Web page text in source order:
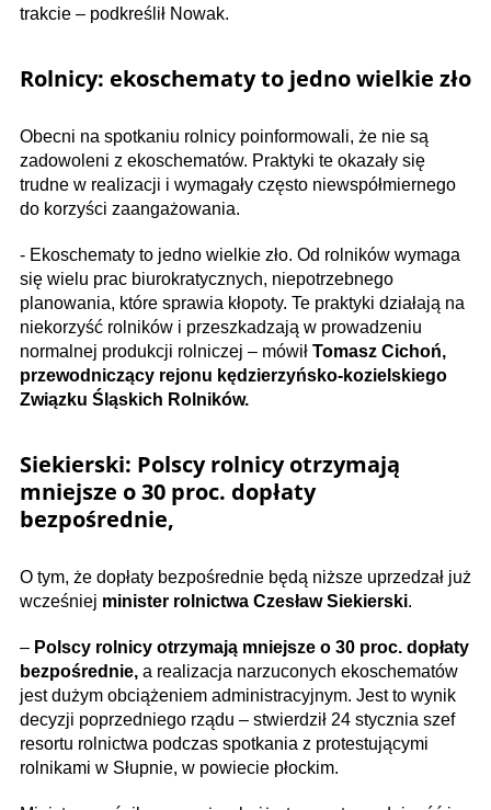
trakcie – podkreślił Nowak.
Rolnicy: ekoschematy to jedno wielkie zło
Obecni na spotkaniu rolnicy poinformowali, że nie są
zadowoleni z ekoschematów. Praktyki te okazały się
trudne w realizacji i wymagały często niewspółmiernego
do korzyści zaangażowania.
- Ekoschematy to jedno wielkie zło. Od rolników wymaga
się wielu prac biurokratycznych, niepotrzebnego
planowania, które sprawia kłopoty. Te praktyki działają na
niekorzyść rolników i przeszkadzają w prowadzeniu
normalnej produkcji rolniczej – mówił Tomasz Cichoń,
przewodniczący rejonu kędzierzyńsko-kozielskiego
Związku Śląskich Rolników.
Siekierski: Polscy rolnicy otrzymają
mniejsze o 30 proc. dopłaty
bezpośrednie,
O tym, że dopłaty bezpośrednie będą niższe uprzedzał już
wcześniej minister rolnictwa Czesław Siekierski.
– Polscy rolnicy otrzymają mniejsze o 30 proc. dopłaty
bezpośrednie, a realizacja narzuconych ekoschematów
jest dużym obciążeniem administracyjnym. Jest to wynik
decyzji poprzedniego rządu – stwierdził 24 stycznia szef
resortu rolnictwa podczas spotkania z protestującymi
rolnikami w Słupnie, w powiecie płockim.